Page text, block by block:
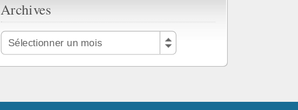
Archives
Archives
Sélectionner un mois